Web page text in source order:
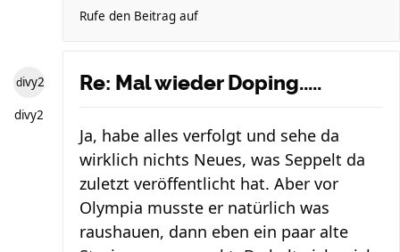
Rufe den Beitrag auf
divy2
divy2
Re: Mal wieder Doping.....
Ja, habe alles verfolgt und sehe da
wirklich nichts Neues, was Seppelt da
zuletzt veröffentlicht hat. Aber vor
Olympia musste er natürlich was
raushauen, dann eben ein paar alte